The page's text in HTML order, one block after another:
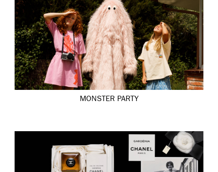
MONSTER PARTY